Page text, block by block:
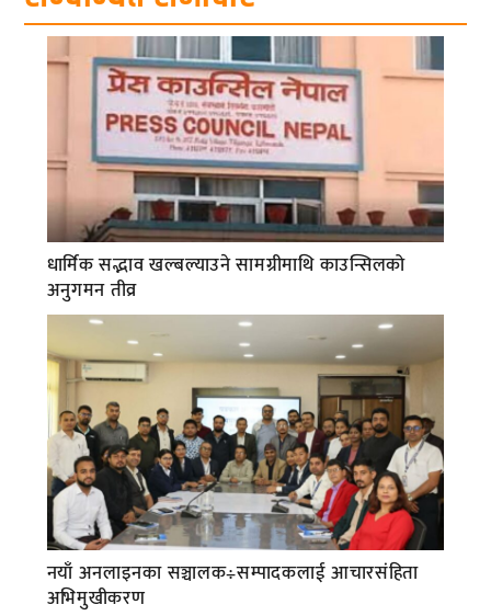
धार्मिक सद्भाव खल्बल्याउने सामग्रीमाथि काउन्सिलको
अनुगमन तीव्र
नयाँ अनलाइनका सञ्चालक÷सम्पादकलाई आचारसंहिता
अभिमुखीकरण